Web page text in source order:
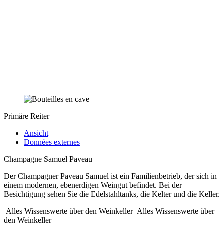
Primäre Reiter
Ansicht
Données externes
Champagne Samuel Paveau
Der Champagner Paveau Samuel ist ein Familienbetrieb, der sich in
einem modernen, ebenerdigen Weingut befindet. Bei der
Besichtigung sehen Sie die Edelstahltanks, die Kelter und die Keller.
Alles Wissenswerte über den Weinkeller Alles Wissenswerte über
den Weinkeller